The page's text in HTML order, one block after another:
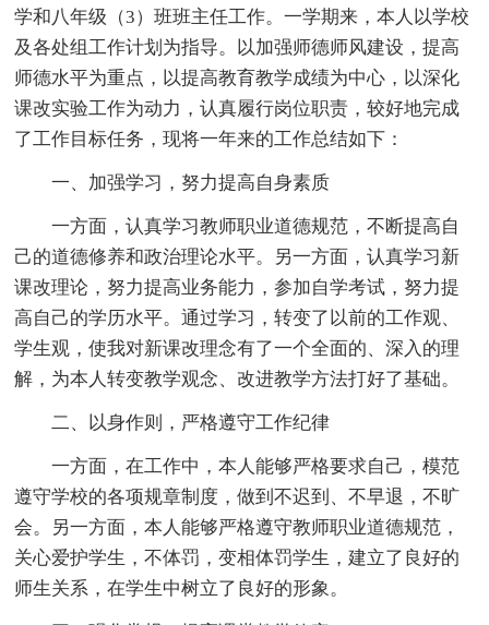
学和八年级（3）班班主任工作。一学期来，本人以学校
及各处组工作计划为指导。以加强师德师风建设，提高
师德水平为重点，以提高教育教学成绩为中心，以深化
课改实验工作为动力，认真履行岗位职责，较好地完成
了工作目标任务，现将一年来的工作总结如下：
一、加强学习，努力提高自身素质
一方面，认真学习教师职业道德规范，不断提高自
己的道德修养和政治理论水平。另一方面，认真学习新
课改理论，努力提高业务能力，参加自学考试，努力提
高自己的学历水平。通过学习，转变了以前的工作观、
学生观，使我对新课改理念有了一个全面的、深入的理
解，为本人转变教学观念、改进教学方法打好了基础。
二、以身作则，严格遵守工作纪律
一方面，在工作中，本人能够严格要求自己，模范
遵守学校的各项规章制度，做到不迟到、不早退，不旷
会。另一方面，本人能够严格遵守教师职业道德规范，
关心爱护学生，不体罚，变相体罚学生，建立了良好的
师生关系，在学生中树立了良好的形象。